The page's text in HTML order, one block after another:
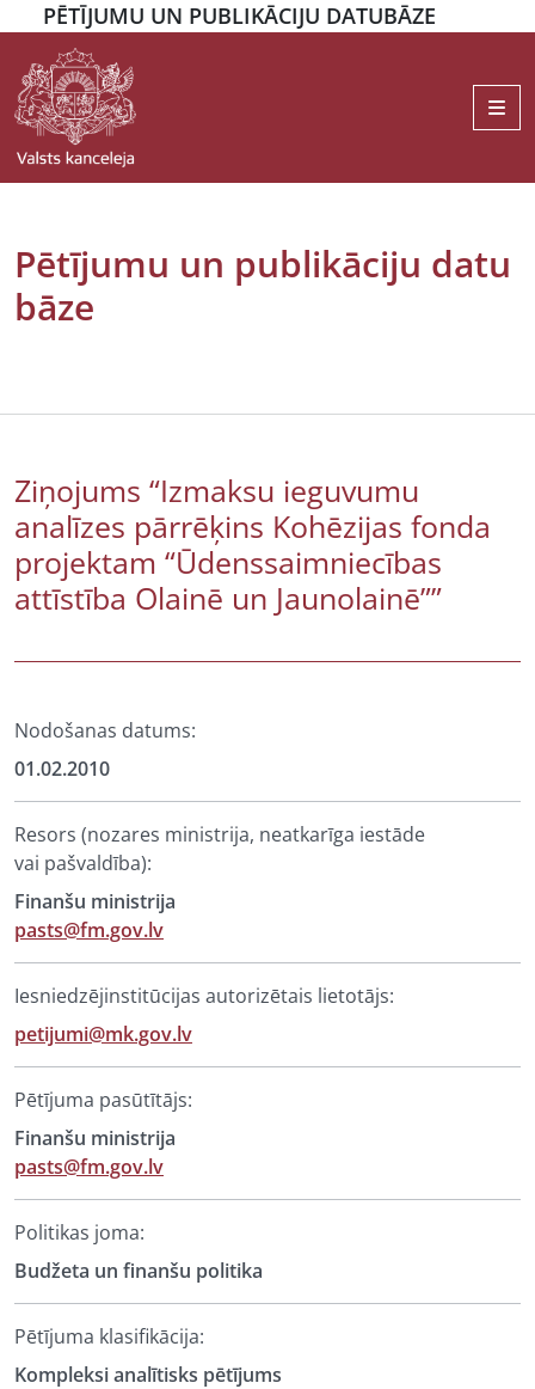
PĒTĪJUMU UN PUBLIKĀCIJU DATUBĀZE
Pētījumu un publikāciju datu
bāze
Ziņojums “Izmaksu ieguvumu
analīzes pārrēķins Kohēzijas fonda
projektam “Ūdenssaimniecības
attīstība Olainē un Jaunolainē””
Nodošanas datums:
01.02.2010
Resors (nozares ministrija, neatkarīga iestāde
vai pašvaldība):
Finanšu ministrija
pasts@fm.gov.lv
Iesniedzējinstitūcijas autorizētais lietotājs:
petijumi@mk.gov.lv
Pētījuma pasūtītājs:
Finanšu ministrija
pasts@fm.gov.lv
Politikas joma:
Budžeta un finanšu politika
Pētījuma klasifikācija:
Kompleksi analītisks pētījums